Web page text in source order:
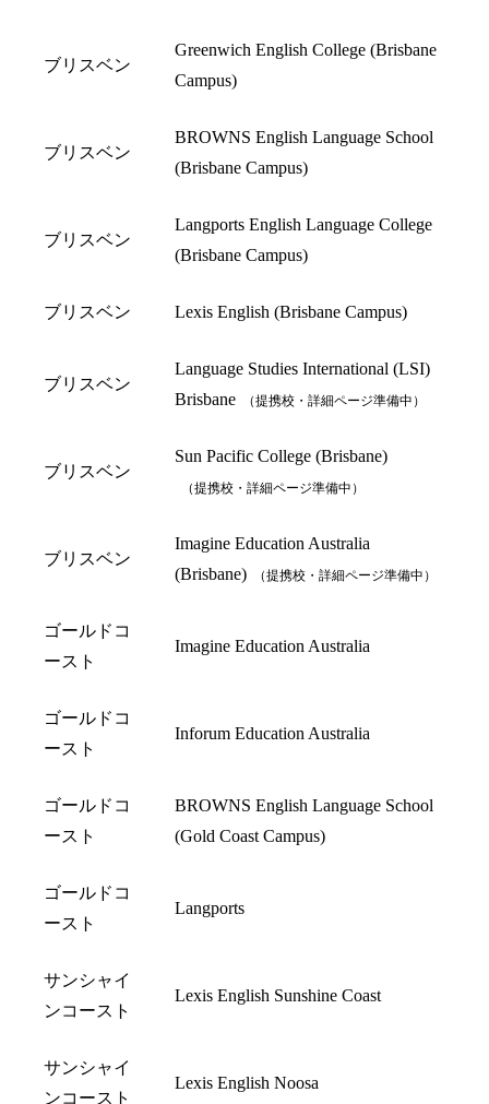
ブリスベン
Greenwich English College (Brisbane
Campus)
ブリスベン
BROWNS English Language School
(Brisbane Campus)
ブリスベン
Langports English Language College
(Brisbane Campus)
ブリスベン Lexis English (Brisbane Campus)
ブリスベン
Language Studies International (LSI)
Brisbane
（提携校・詳細ページ準備中）
ブリスベン
Sun Pacific College (Brisbane)
（提携校・詳細ページ準備中）
ブリスベン
Imagine Education Australia
(Brisbane)
（提携校・詳細ページ準備中）
ゴールドコ
ースト
Imagine Education Australia
ゴールドコ
ースト
Inforum Education Australia
ゴールドコ
ースト
BROWNS English Language School
(Gold Coast Campus)
ゴールドコ
ースト
Langports
サンシャイ
ンコースト
Lexis English Sunshine Coast
サンシャイ
ンコースト
Lexis English Noosa